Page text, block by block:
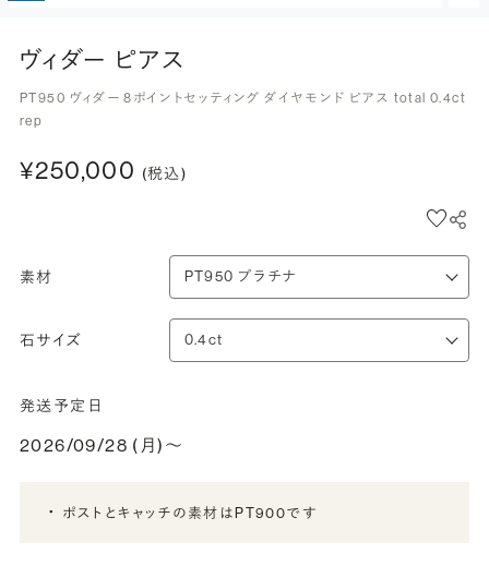
ヴィダー ピアス
PT950 ヴィダー 8ポイントセッティング ダイヤモンド ピアス total 0.4ct
rep
¥250,000 (税込)
素材
石サイズ
発送予定日
2026/09/28 (月)〜
ポストとキャッチの素材はPT900です